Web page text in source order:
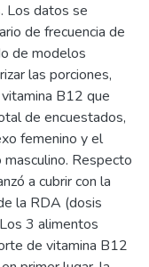
Los datos se
de frecuencia de
de modelos
las porciones,
B12 que
de encuestados,
femenino y el
Respecto
a cubrir con la
la RDA (dosis
3 alimentos
de vitamina B12